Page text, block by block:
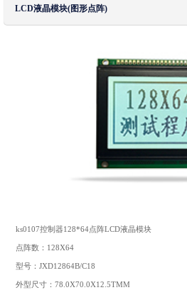
LCD液晶模块(图形点阵)
ks0107控制器128*64点阵LCD液晶模块
点阵数：128X64
型号：JXD12864B/C18
外型尺寸：78.0X70.0X12.5TMM